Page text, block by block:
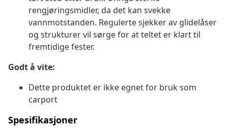
rengjøringsmidler, da det kan svekke
vannmotstanden. Regulerte sjekker av glidelåser
og strukturer vil sørge for at teltet er klart til
fremtidige fester.
Godt å vite:
Dette produktet er ikke egnet for bruk som
carport
Spesifikasjoner